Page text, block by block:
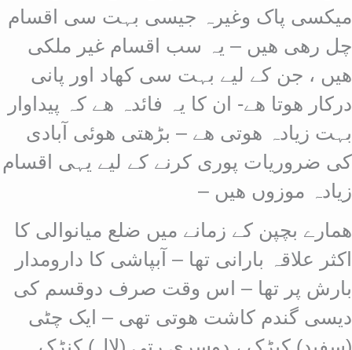
میکسی پاک وغیرہ جیسی بہت سی اقسام
چل رھی ھیں – یہ سب اقسام غیر ملکی
ھیں ، جن کے لیے بہت سی کھاد اور پانی
درکار ھوتا ھے- ان کا یہ فائدہ ھے کہ پیداوار
بہت زیادہ ھوتی ھے – بڑھتی ھوئی آبادی
کی ضروریات پوری کرنے کے لیے یہی اقسام
زیادہ موزوں ھیں –
ھمارے بچپن کے زمانے میں ضلع میانوالی کا
اکثر علاقہ بارانی تھا – آبپاشی کا دارومدار
بارش پر تھا – اس وقت صرف دوقسم کی
دیسی گندم کاشت ھوتی تھی – ایک چٹی